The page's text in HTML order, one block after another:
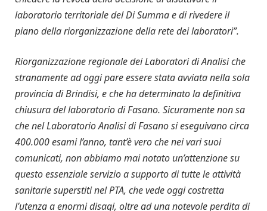
laboratorio territoriale del Di Summa e di rivedere il
piano della riorganizzazione della rete dei laboratori”.
Riorganizzazione regionale dei Laboratori di Analisi che
stranamente ad oggi pare essere stata avviata nella sola
provincia di Brindisi, e che ha determinato la definitiva
chiusura del laboratorio di Fasano. Sicuramente non sa
che nel Laboratorio Analisi di Fasano si eseguivano circa
400.000 esami l’anno, tant’è vero che nei vari suoi
comunicati, non abbiamo mai notato un’attenzione su
questo essenziale servizio a supporto di tutte le attività
sanitarie superstiti nel PTA, che vede oggi costretta
l’utenza a enormi disagi, oltre ad una notevole perdita di